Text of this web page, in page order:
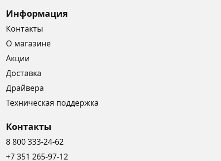
Информация
Контакты
О магазине
Акции
Доставка
Драйвера
Техническая поддержка
Контакты
8 800 333-24-62
+7 351 265-97-12